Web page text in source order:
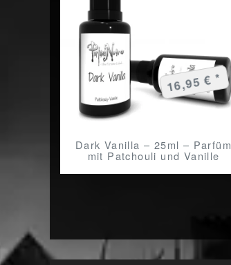
Dark Vanilla – 25ml – Parfüm
mit Patchouli und Vanille
16,95 € *